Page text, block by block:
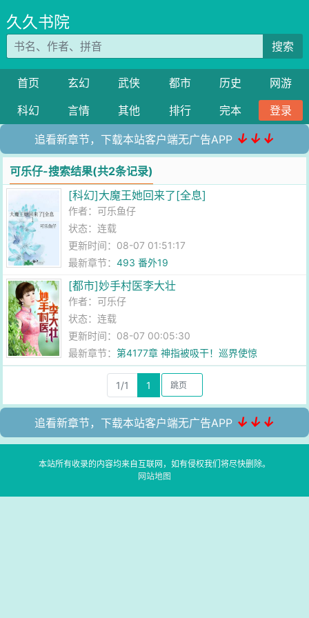
久久书院
搜索
首页 玄幻 武侠 都市 历史
网游
科幻
言情 其他 排行 完本 登录
追看新章节，下载本站客户端无广告APP ↓↓↓
可乐仔-搜索结果(共2条记录)
[科幻]大魔王她回来了[全息]
作者： 可乐鱼仔
状态：连载
更新时间：08-07 01:51:17
最新章节：493 番外19
[都市]妙手村医李大壮
作者： 可乐仔
状态：连载
更新时间：08-07 00:05:30
最新章节：第4177章 神指被吸干！巡界使惊
1/1 1
追看新章节，下载本站客户端无广告APP ↓↓↓
本站所有收录的内容均来自互联网，如有侵权我们将尽快删除。
网站地图